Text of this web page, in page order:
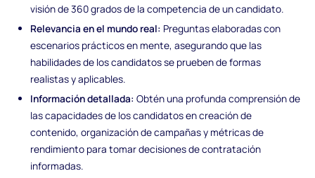
visión de 360 grados de la competencia de un candidato.
Relevancia en el mundo real: Preguntas elaboradas con
escenarios prácticos en mente, asegurando que las
habilidades de los candidatos se prueben de formas
realistas y aplicables.
Información detallada: Obtén una profunda comprensión de
las capacidades de los candidatos en creación de
contenido, organización de campañas y métricas de
rendimiento para tomar decisiones de contratación
informadas.